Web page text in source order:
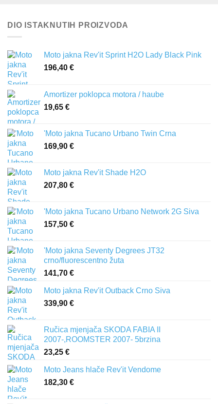
DIO ISTAKNUTIH PROIZVODA
Moto jakna Rev'it Sprint H2O Lady Black Pink
196,40 €
Amortizer poklopca motora / haube
19,65 €
'Moto jakna Tucano Urbano Twin Crna
169,90 €
Moto jakna Rev'it Shade H2O
207,80 €
'Moto jakna Tucano Urbano Network 2G Siva
157,50 €
'Moto jakna Seventy Degrees JT32
crno/fluorescentno žuta
141,70 €
Moto jakna Rev'it Outback Crno Siva
339,90 €
Ručica mjenjača SKODA FABIA II
2007-,ROOMSTER 2007- 5brzina
23,25 €
Moto Jeans hlače Rev'it Vendome
182,30 €